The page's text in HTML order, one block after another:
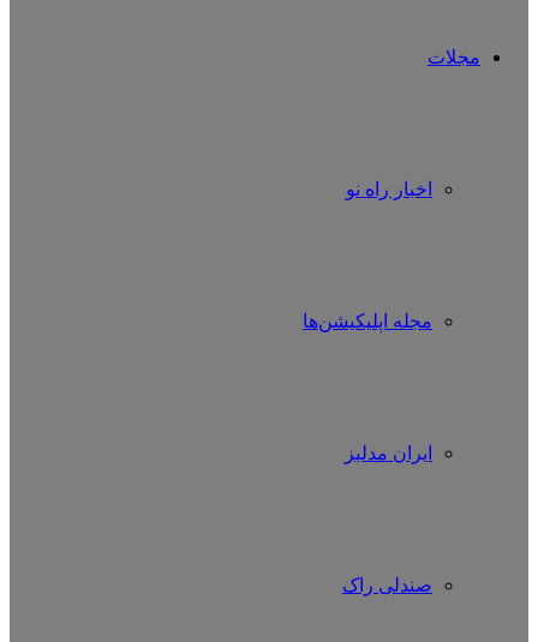
مجلات
اخبار راه نو
مجله اپلیکیشن‌ها
ایران مدلبز
صندلی راک